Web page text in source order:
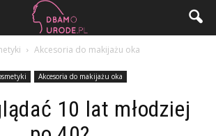
Akcesoria do makijażu oka
Akcesoria do makijażu oka
10 lat młodziej